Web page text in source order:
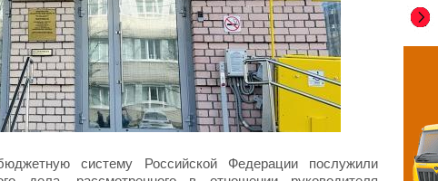
систему Российской Федерации послужили